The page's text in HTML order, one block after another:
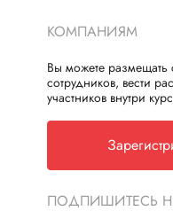
КОМПАНИЯМ
Вы можете размещать
сотрудников, вести
участников внутри
ПОДПИШИТЕСЬ